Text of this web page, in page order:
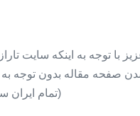
با توجه به اینکه سایت
صفحه مقاله بدون توجه به
(تمام